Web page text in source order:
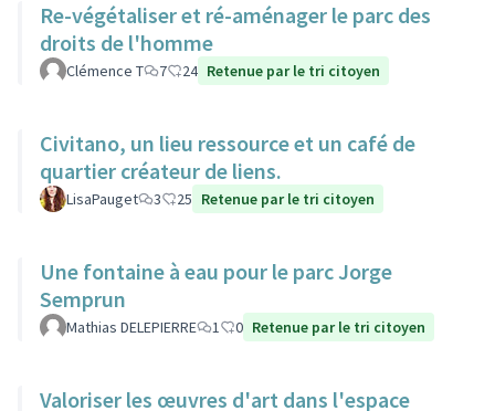
Re-végétaliser et ré-aménager le parc des
droits de l'homme
Clémence T 7 24 Retenue par le tri citoyen
Civitano, un lieu ressource et un café de
quartier créateur de liens.
LisaPauget 3 25 Retenue par le tri citoyen
Une fontaine à eau pour le parc Jorge
Semprun
Mathias DELEPIERRE 1 0 Retenue par le tri citoyen
Valoriser les œuvres d'art dans l'espace